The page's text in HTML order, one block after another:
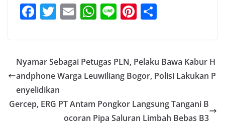
F
e
b
o
o
T
er
E
l
W
s
A
p
Li Pi
e
st
e
Nyamar Sebagai Petugas PLN, Pelaku Bawa Kabur H
andphone Warga Leuwiliang Bogor, Polisi Lakukan P
enyelidikan
Gercep, ERG PT Antam Pongkor Langsung Tangani B
ocoran Pipa Saluran Limbah Bebas B3